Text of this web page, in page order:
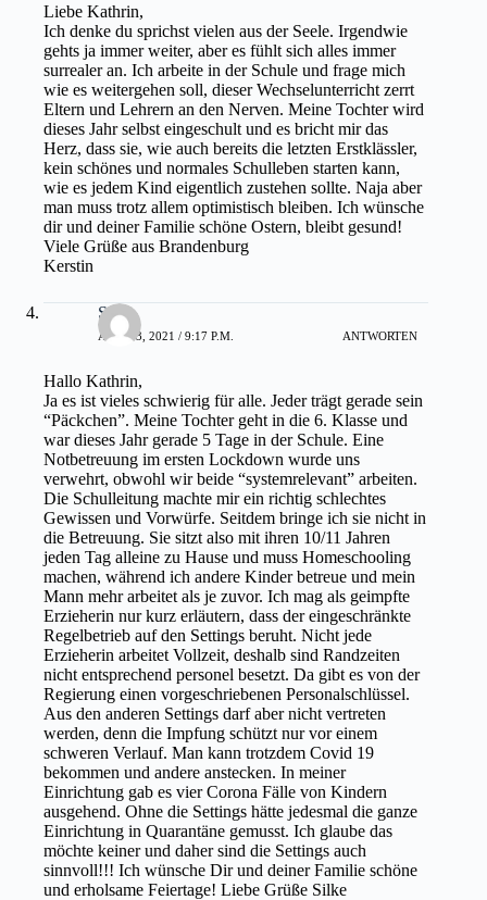
Liebe Kathrin,
Ich denke du sprichst vielen aus der Seele. Irgendwie
gehts ja immer weiter, aber es fühlt sich alles immer
surrealer an. Ich arbeite in der Schule und frage mich
wie es weitergehen soll, dieser Wechselunterricht zerrt
Eltern und Lehrern an den Nerven. Meine Tochter wird
dieses Jahr selbst eingeschult und es bricht mir das
Herz, dass sie, wie auch bereits die letzten Erstklässler,
kein schönes und normales Schulleben starten kann,
wie es jedem Kind eigentlich zustehen sollte. Naja aber
man muss trotz allem optimistisch bleiben. Ich wünsche
dir und deiner Familie schöne Ostern, bleibt gesund!
Viele Grüße aus Brandenburg
Kerstin
Silke
APRIL 3, 2021 / 9:17 P.M. ANTWORTEN
Hallo Kathrin,
Ja es ist vieles schwierig für alle. Jeder trägt gerade sein
“Päckchen”. Meine Tochter geht in die 6. Klasse und
war dieses Jahr gerade 5 Tage in der Schule. Eine
Notbetreuung im ersten Lockdown wurde uns
verwehrt, obwohl wir beide “systemrelevant” arbeiten.
Die Schulleitung machte mir ein richtig schlechtes
Gewissen und Vorwürfe. Seitdem bringe ich sie nicht in
die Betreuung. Sie sitzt also mit ihren 10/11 Jahren
jeden Tag alleine zu Hause und muss Homeschooling
machen, während ich andere Kinder betreue und mein
Mann mehr arbeitet als je zuvor. Ich mag als geimpfte
Erzieherin nur kurz erläutern, dass der eingeschränkte
Regelbetrieb auf den Settings beruht. Nicht jede
Erzieherin arbeitet Vollzeit, deshalb sind Randzeiten
nicht entsprechend personel besetzt. Da gibt es von der
Regierung einen vorgeschriebenen Personalschlüssel.
Aus den anderen Settings darf aber nicht vertreten
werden, denn die Impfung schützt nur vor einem
schweren Verlauf. Man kann trotzdem Covid 19
bekommen und andere anstecken. In meiner
Einrichtung gab es vier Corona Fälle von Kindern
ausgehend. Ohne die Settings hätte jedesmal die ganze
Einrichtung in Quarantäne gemusst. Ich glaube das
möchte keiner und daher sind die Settings auch
sinnvoll!!! Ich wünsche Dir und deiner Familie schöne
und erholsame Feiertage! Liebe Grüße Silke